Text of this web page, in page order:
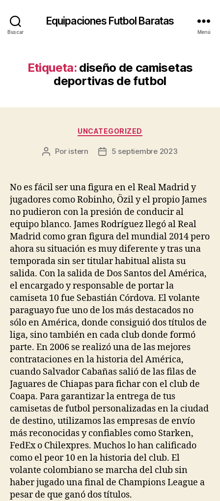
Buscar
Equipaciones Futbol Baratas
Menú
Etiqueta: diseño de camisetas
deportivas de futbol
Categorías
UNCATEGORIZED
Autor
entrada
Por istern
Fecha
entrada
5 septiembre 2023
No es fácil ser una figura en el Real Madrid y
jugadores como Robinho, Özil y el propio James
no pudieron con la presión de conducir al
equipo blanco. James Rodríguez llegó al Real
Madrid como gran figura del mundial 2014 pero
ahora su situación es muy diferente y tras una
temporada sin ser titular habitual alista su
salida. Con la salida de Dos Santos del América,
el encargado y responsable de portar la
camiseta 10 fue Sebastián Córdova. El volante
paraguayo fue uno de los más destacados no
sólo en América, donde consiguió dos títulos de
liga, sino también en cada club donde formó
parte. En 2006 se realizó una de las mejores
contrataciones en la historia del América,
cuando Salvador Cabañas salió de las filas de
Jaguares de Chiapas para fichar con el club de
Coapa. Para garantizar la entrega de tus
camisetas de futbol personalizadas en la ciudad
de destino, utilizamos las empresas de envío
más reconocidas y confiables como Starken,
FedEx o Chilexpres. Muchos lo han calificado
como el peor 10 en la historia del club. El
volante colombiano se marcha del club sin
haber jugado una final de Champions League a
pesar de que ganó dos títulos.